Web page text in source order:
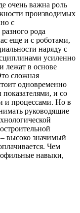
очень важна роль
производимых
с
рода
еще и с роботами,
наряду с
усиленно
лежат в основе
сложная
одновременно
и со
и процессами. Но в
руководящие
высоко значимый
Чем
навыки,